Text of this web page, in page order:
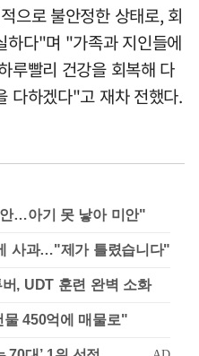
으로 불안정한 상태로, 회
하다"며 "가족과 지인들에
루빨리 건강을 회복해 다
다하겠다"고 재차 전했다.
…아기 못 낳아 미안"
사과…"제가 틀렸습니다"
, UDT 훈련 완벽 소화
450억에 매물로"